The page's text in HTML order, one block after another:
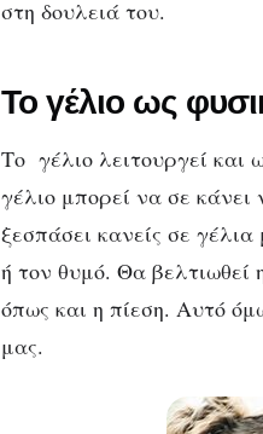
στη δουλειά του.
Το γέλιο ως
Το γέλιο λειτουργεί και
γέλιο μπορεί να σε
ξεσπάσει κανείς σε
ή τον θυμό. Θα βελτιωθεί
όπως και η πίεση. Αυτό
μας.